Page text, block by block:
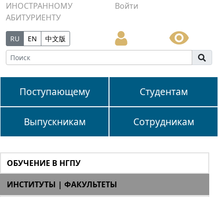
ИНОСТРАННОМУ
АБИТУРИЕНТУ
Войти
RU EN 中文版
Поступающему Студентам
Выпускникам Сотрудникам
ОБУЧЕНИЕ В НГПУ
ИНСТИТУТЫ | ФАКУЛЬТЕТЫ